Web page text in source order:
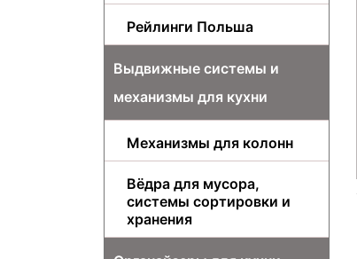
Рейлинги Польша
Выдвижные системы и
механизмы для кухни
Механизмы для колонн
Вёдра для мусора,
системы сортировки и
хранения